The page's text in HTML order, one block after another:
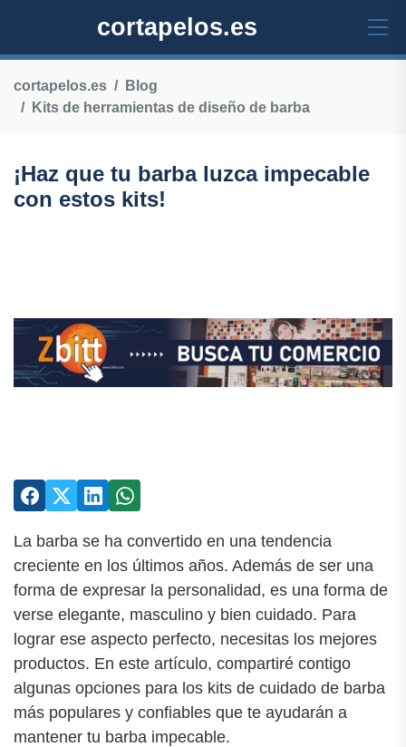
cortapelos.es
cortapelos.es
Blog
Kits de herramientas de diseño de barba
¡Haz que tu barba luzca impecable
con estos kits!
La barba se ha convertido en una tendencia
creciente en los últimos años. Además de ser una
forma de expresar la personalidad, es una forma de
verse elegante, masculino y bien cuidado. Para
lograr ese aspecto perfecto, necesitas los mejores
productos. En este artículo, compartiré contigo
algunas opciones para los kits de cuidado de barba
más populares y confiables que te ayudarán a
mantener tu barba impecable.